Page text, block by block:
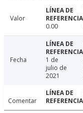
Valor
0.00
Fecha
1 de
julio de
2021
Comentar